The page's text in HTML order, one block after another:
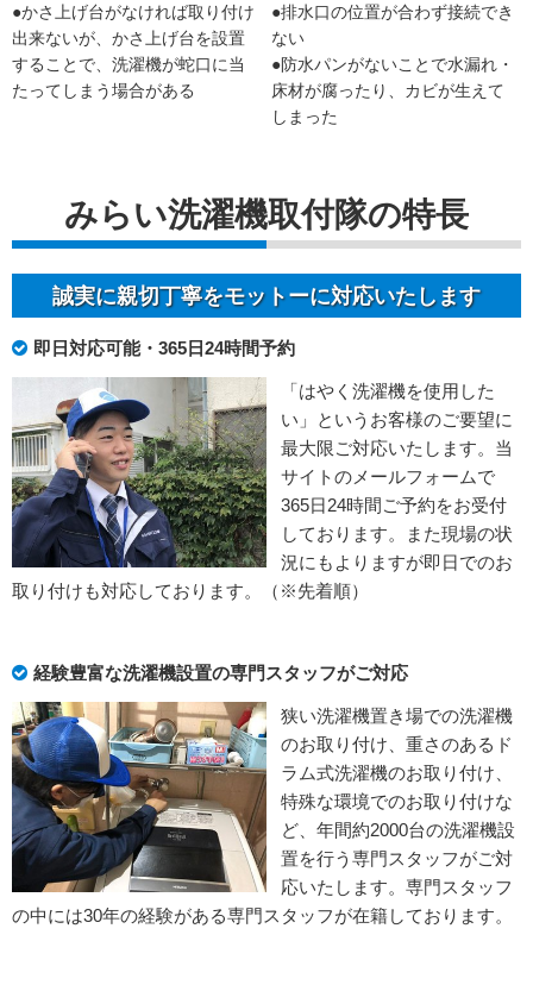
●かさ上げ台がなければ取り付け
出来ないが、かさ上げ台を設置
することで、洗濯機が蛇口に当
たってしまう場合がある
●排水口の位置が合わず接続でき
ない
●防水パンがないことで水漏れ・
床材が腐ったり、カビが生えて
しまった
みらい洗濯機取付隊の特長
誠実に親切丁寧をモットーに対応いたします
即日対応可能・365日24時間予約
「はやく洗濯機を使用した
い」というお客様のご要望に
最大限ご対応いたします。当
サイトのメールフォームで
365日24時間ご予約をお受付
しております。また現場の状
況にもよりますが即日でのお
取り付けも対応しております。（※先着順）
経験豊富な洗濯機設置の専門スタッフがご対応
狭い洗濯機置き場での洗濯機
のお取り付け、重さのあるド
ラム式洗濯機のお取り付け、
特殊な環境でのお取り付けな
ど、年間約2000台の洗濯機設
置を行う専門スタッフがご対
応いたします。専門スタッフ
の中には30年の経験がある専門スタッフが在籍しております。